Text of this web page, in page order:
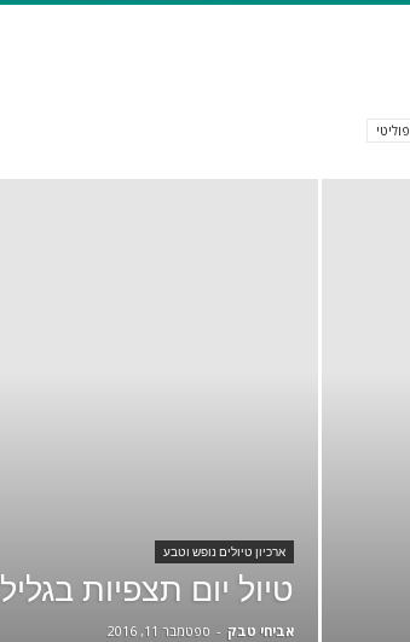
פוליטי
ארכיון טיולים נופש וטבע
טיול יום תצפיות בגליל
אביחי טבק - ספטמבר 11, 2016